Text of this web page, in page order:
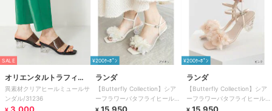
SALE
オリエンタルトラフィッ
ク
異素材クリアヒールミュールサ
ンダル/31236
3,000
¥200ｸｰﾎﾟﾝ
ランダ
【Butterfly Collection】シア
ーフラワーバタフライヒールサ
ンダル
15,950
¥200ｸｰﾎﾟﾝ
ランダ
【Butterfly Collection】シア
ーフラワーバタフライヒールサ
ンダル
15,950